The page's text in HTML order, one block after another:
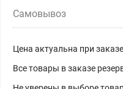
Самовывоз
Цена актуальна при
Все товары в заказе